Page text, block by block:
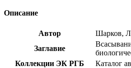
Описание
Автор
Шарков,
Заглавие
Коллекции ЭК РГБ
Каталог